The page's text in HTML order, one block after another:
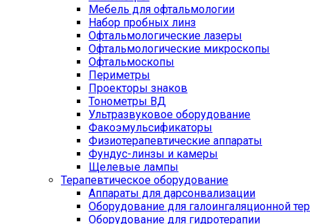
Мебель для офтальмологии
Набор пробных линз
Офтальмологические лазеры
Офтальмологические микроскопы
Офтальмоскопы
Периметры
Проекторы знаков
Тонометры ВД
Ультразвуковое оборудование
Факоэмульсификаторы
Физиотерапевтические аппараты
Фундус-линзы и камеры
Щелевые лампы
Терапевтическое оборудование
Аппараты для дарсонвализации
Оборудование для галоингаляционной
Оборудование для гидротерапии